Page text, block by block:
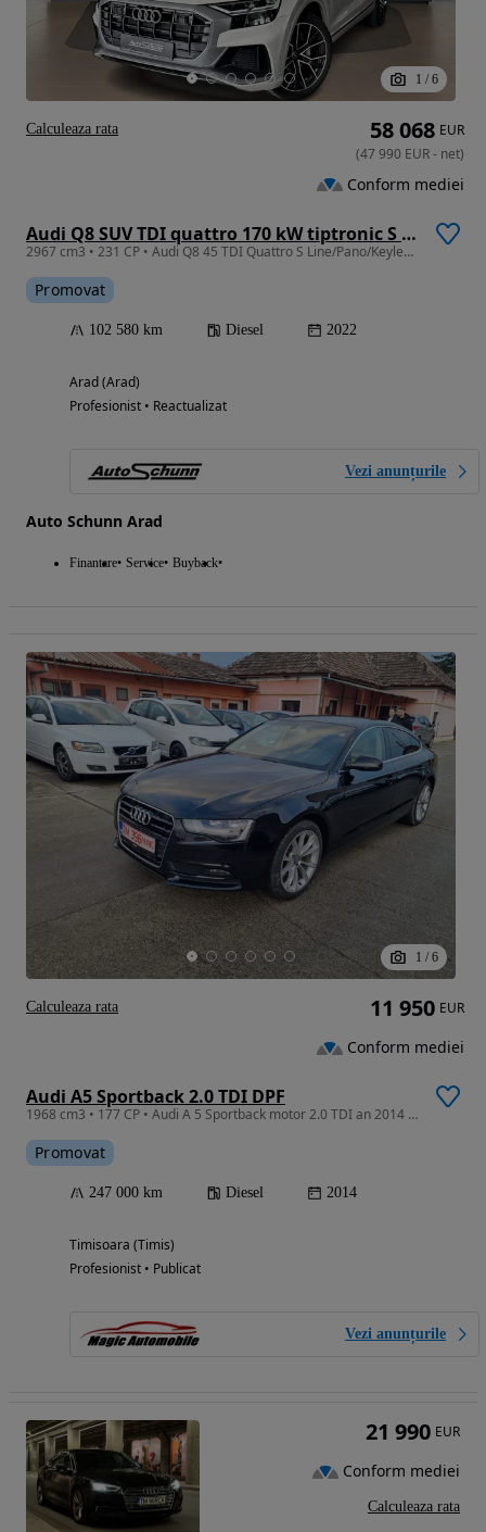
1 / 6
Audi Q8 SUV TDI quattro 170 kW tiptronic S line business
2967 cm3 • 231 CP • Audi Q8 45 TDI Quattro S Line/Pano/Keyless/Soft close
Promovat
102 580 km Diesel 2022
Arad (Arad)
Profesionist • Reactualizat
Vezi anunțurile
Auto Schunn Arad
Finantare Service Buyback
58 068 EUR
(47 990 EUR- net)
Conform mediei
Calculeaza rata
1 / 6
Audi A5 Sportback 2.0 TDI DPF
1968 cm3 • 177 CP • Audi A 5 Sportback motor 2.0 TDI an 2014 navi euro 5
Promovat
247 000 km Diesel 2014
Timisoara (Timis)
Profesionist • Publicat
Vezi anunțurile
11 950 EUR
Conform mediei
Calculeaza rata
21 990 EUR
Conform mediei
Calculeaza rata